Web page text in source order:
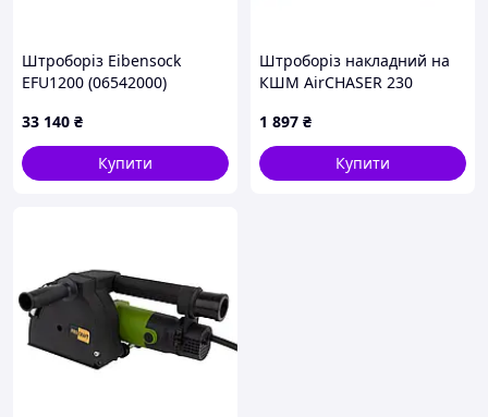
Штроборіз Eibensock
EFU1200 (06542000)
33 140 ₴
Купити
Штроборіз накладний на
КШМ AirCHASER 230
1 897 ₴
Купити